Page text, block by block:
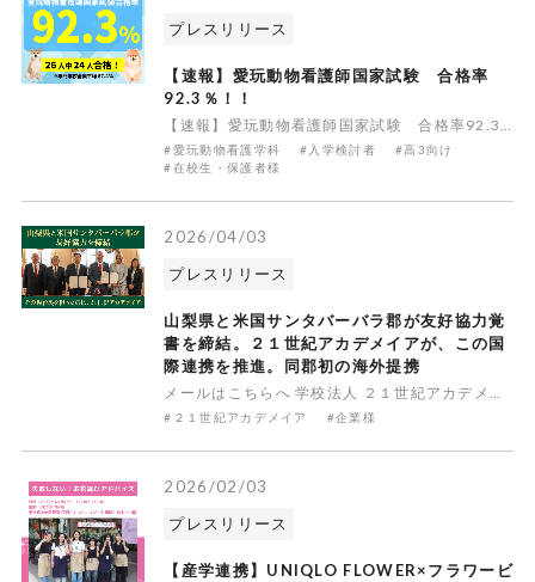
プレスリリース
【速報】愛玩動物看護師国家試験 合格率
92.3％！！
【速報】愛玩動物看護師国家試験 合格率92.3％！！ 愛玩動物看護学科では、今年実施された国家試験で26名中24名が合格し、合格率92.3％ を達成しました！※専門学校の平均合格率は87.4％なんと！ 昨年度より合格率16％アップ！国家資格のある仕事だからこそ、「自分にも合格できるのかな...」と不
#愛玩動物看護学科 #入学検討者
#高3向け
#在校生・保護者様
2026/04/03
プレスリリース
山梨県と米国サンタバーバラ郡が友好協力覚
書を締結。２１世紀アカデメイアが、この国
際連携を推進。同郡初の海外提携
メールはこちらへ 学校法人 ２１世紀アカデメイア 公式ＨＰメールはこちらへ 問い合わせはこちらのフォームから
#２１世紀アカデメイア #企業様
2026/02/03
プレスリリース
【産学連携】UNIQLO FLOWER×フラワービ